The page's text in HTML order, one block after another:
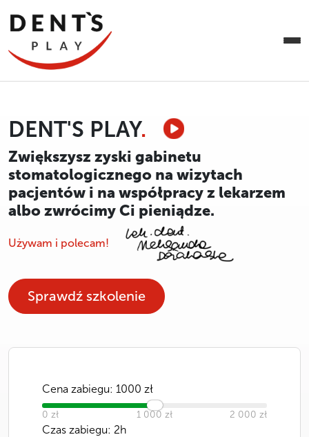
DENT'S PLAY.
Zwiększysz zyski gabinetu
stomatologicznego na wizytach
pacjentów i na współpracy z lekarzem
albo zwrócimy Ci pieniądze.
Używam i polecam!
Sprawdź szkolenie
Cena zabiegu: 1000 zł
0 zł 1 000 zł 2 000 zł
Czas zabiegu: 2h